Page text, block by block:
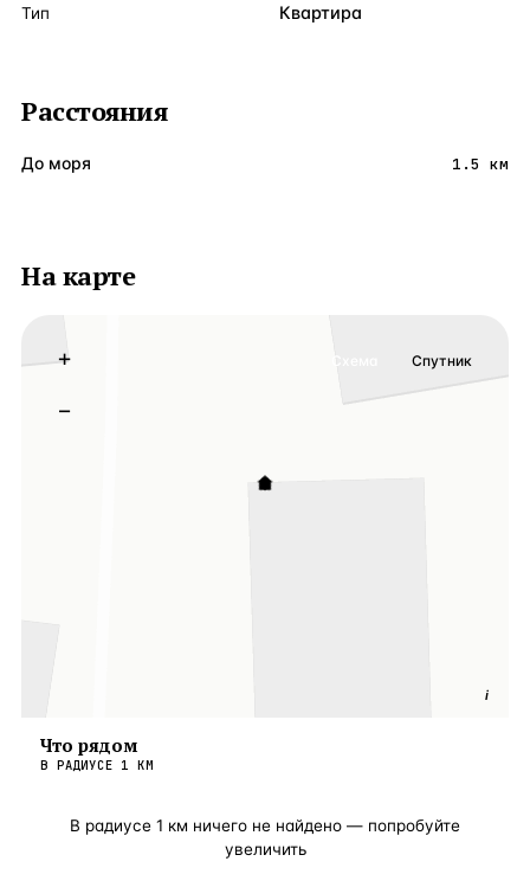
Тип Квартира
Расстояния
До моря 1.5 км
На карте
i
+
−
Схема Спутник
Что рядом
В РАДИУСЕ 1 КМ
В радиусе 1 км ничего не найдено — попробуйте
увеличить